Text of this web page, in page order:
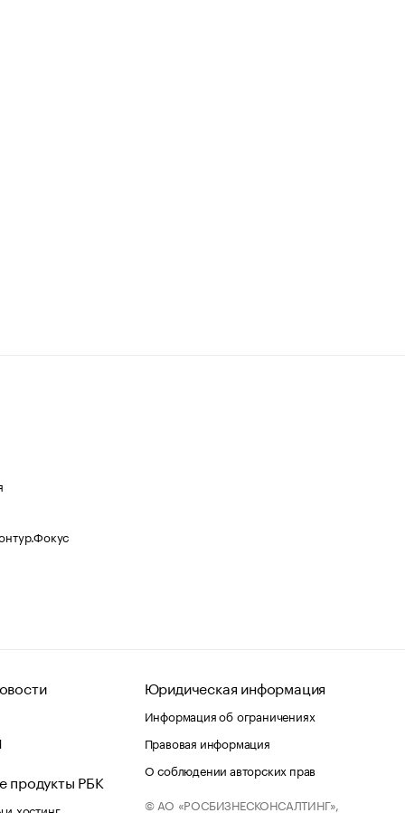
продукты РБК
хостинг
Юридическая информация
Информация об ограничениях
Правовая информация
О соблюдении авторских прав
© АО «РОСБИЗНЕСКОНСАЛТИНГ»,